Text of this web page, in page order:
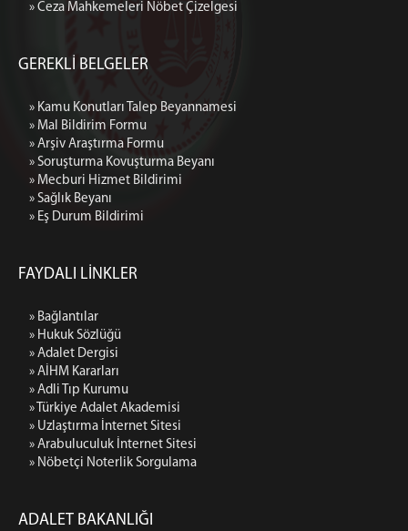
» Ceza Mahkemeleri Nöbet Çizelgesi
GEREKLİ BELGELER
» Kamu Konutları Talep Beyannamesi
» Mal Bildirim Formu
» Arşiv Araştırma Formu
» Soruşturma Kovuşturma Beyanı
» Mecburi Hizmet Bildirimi
» Sağlık Beyanı
» Eş Durum Bildirimi
FAYDALI LİNKLER
» Bağlantılar
» Hukuk Sözlüğü
» Adalet Dergisi
» AİHM Kararları
» Adli Tıp Kurumu
» Türkiye Adalet Akademisi
» Uzlaştırma İnternet Sitesi
» Arabuluculuk İnternet Sitesi
» Nöbetçi Noterlik Sorgulama
ADALET BAKANLIĞI